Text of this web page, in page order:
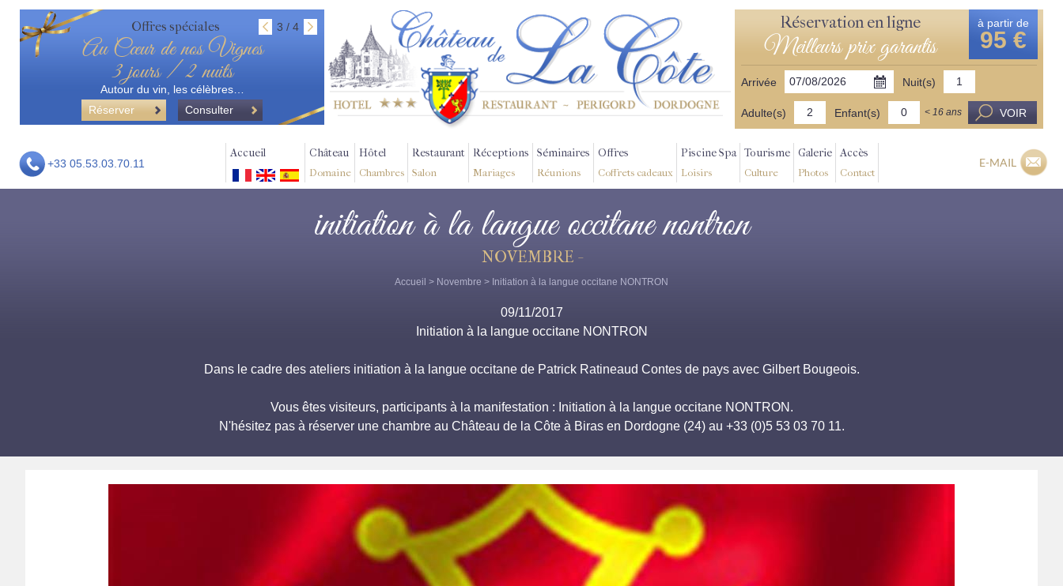
Offres spéciales 3 / 4
Au Cœur de nos Vignes
3 jours / 2 nuits
Autour du vin, les célèbres…
Réserver
Consulter
Réservation en ligne
Meilleurs prix garantis
à partir de
95 €
Arrivée Nuit(s)
Adulte(s) Enfant(s) < 16 ans VOIR
+33 05.53.03.70.11
Accueil Château
Domaine
Hôtel
Chambres
Restaurant
Salon
Réceptions
Mariages
Séminaires
Réunions
Offres
Coffrets cadeaux
Piscine Spa
Loisirs
Tourisme
Culture
Galerie
Photos
Accès
Contact
E-MAIL
initiation à la langue occitane nontron
NOVEMBRE -
Accueil > Novembre > Initiation à la langue occitane NONTRON
09/11/2017
Initiation à la langue occitane NONTRON
Dans le cadre des ateliers initiation à la langue occitane de Patrick Ratineaud Contes de pays avec Gilbert Bougeois.
Vous êtes visiteurs, participants à la manifestation : Initiation à la langue occitane NONTRON.
N'hésitez pas à réserver une chambre au Château de la Côte à Biras en Dordogne (24) au +33 (0)5 53 03 70 11.